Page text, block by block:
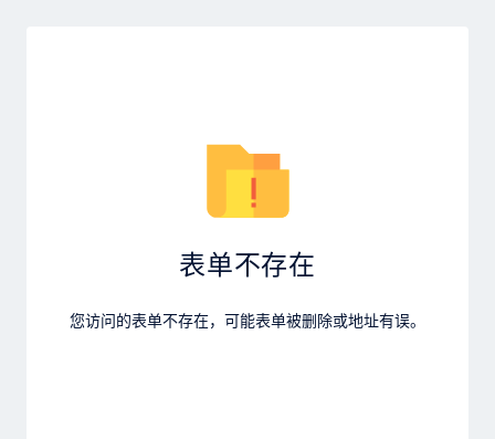
表单不存在
您访问的表单不存在，可能表单被删除或地址有误。